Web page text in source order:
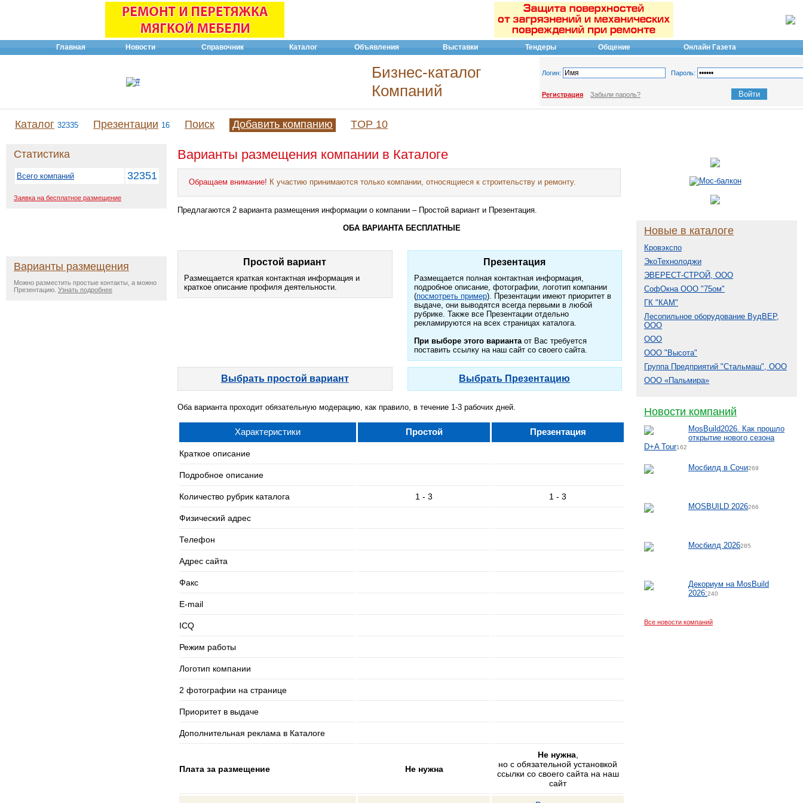
Главная Новости Справочник Каталог Объявления Выставки Тендеры Общение Онлайн Газета
Бизнес-каталог
Компаний
Логин: Пароль:
Регистрация Забыли пароль?
Каталог 32335 Презентации 16 Поиск Добавить компанию TOP 10
Статистика
Всего компаний 32351
Заявка на бесплатное размещение
Варианты размещения
Можно разместить простые контакты, а можно
Презентацию. Узнать подробнее
Варианты размещения компании в Каталоге
Обращаем внимание! К участию принимаются только компании, относящиеся к строительству и ремонту.
Предлагаются 2 варианта размещения информации о компании – Простой вариант и Презентация.
ОБА ВАРИАНТА БЕСПЛАТНЫЕ
Простой вариант
Размещается краткая контактная информация и
краткое описание профиля деятельности.
Презентация
Размещается полная контактная информация,
подробное описание, фотографии, логотип компании
(посмотреть пример). Презентации имеют приоритет в
выдаче, они выводятся всегда первыми в любой
рубрике. Также все Презентации отдельно
рекламируются на всех страницах каталога.
При выборе этого вариантаот Вас требуется
поставить ссылку на наш сайт со своего сайта.
Выбрать простой вариант Выбрать Презентацию
Оба варианта проходит обязательную модерацию, как правило, в течение 1-3 рабочих дней.
Характеристики Простой Презентация
Краткое описание
Подробное описание
Количество рубрик каталога 1 - 3 1 - 3
Физический адрес
Телефон
Адрес сайта
Факс
E-mail
ICQ
Режим работы
Логотип компании
2 фотографии на странице
Приоритет в выдаче
Дополнительная реклама в Каталоге
Плата за размещение Не нужна
Не нужна,
но с обязательной установкой
ссылки со своего сайта на наш
сайт
Новые в каталоге
Кровэкспо
ЭкоТехнолоджи
ЭВЕРЕСТ-СТРОЙ, ООО
СофОкна ООО "75ом"
ГК "КАМ"
Лесопильное оборудование ВудВЕР,
ООО
ООО
ООО "Высота"
Группа Предприятий "Стальмаш", ООО
ООО «Пальмира»
Новости компаний
MosBuild2026. Как прошло
открытие нового сезона
D+A Tour162
Мосбилд в Сочи269
MOSBUILD 2026266
Мосбилд 2026285
Декориум на MosBuild
2026:240
Все новости компаний